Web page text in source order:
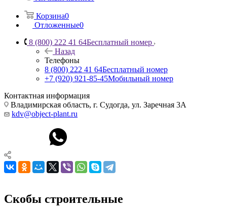
Корзина0
Отложенные0
8 (800) 222 41 64Бесплатный номер
Назад
Телефоны
8 (800) 222 41 64Бесплатный номер
+7 (920) 921-85-45Мобильный номер
Контактная информация
Владимирская область, г. Судогда, ул. Заречная 3А
kdv@object-plant.ru
Скобы строительные